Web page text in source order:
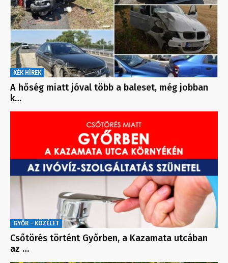
KÉK HÍREK
A hőség miatt jóval több a baleset, még jobban
k…
GYŐR - KÖZÉLET
Csőtörés történt Győrben, a Kazamata utcában
az …